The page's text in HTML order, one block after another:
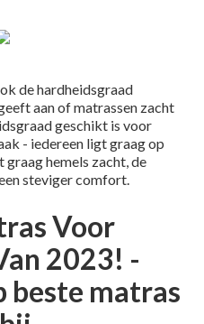
de hardheidsgraad
aan of matrassen zacht
geschikt is voor
- iedereen ligt graag op
graag hemels zacht, de
steviger comfort.
Voor
2023! -
beste matras